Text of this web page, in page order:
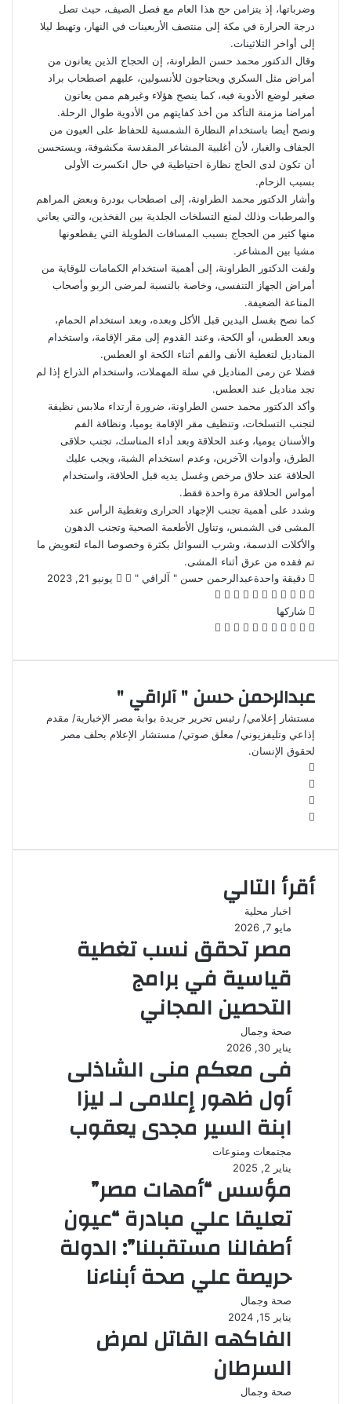
وضرباتها، إذ يتزامن حج هذا العام مع فصل الصيف، حيث تصل
درجة الحرارة في مكة إلى منتصف الأربعينات في النهار، وتهبط ليلا
إلى أواخر الثلاثينات.
وقال الدكتور محمد حسن الطراونة، إن الحجاج الذين يعانون من
أمراض مثل السكري ويحتاجون للأنسولين، عليهم اصطحاب براد
صغير لوضع الأدوية فيه، كما ينصح هؤلاء وغيرهم ممن يعانون
أمراضا مزمنة التأكد من أخذ كفايتهم من الأدوية طوال الرحلة.
ونصح أيضا باستخدام النظارة الشمسية للحفاظ على العيون من
الجفاف والغبار، لأن أغلبية المشاعر المقدسة مكشوفة، ويستحسن
أن تكون لدى الحاج نظارة احتياطية في حال انكسرت الأولى
بسبب الزحام.
وأشار الدكتور محمد الطراونة، إلى اصطحاب بودرة وبعض المراهم
والمرطبات وذلك لمنع التسلخات الجلدية بين الفخذين، والتي يعاني
منها كثير من الحجاج بسبب المسافات الطويلة التي يقطعونها
مشيا بين المشاعر.
ولفت الدكتور الطراونة، إلى أهمية استخدام الكمامات للوقاية من
أمراض الجهاز التنفسى، وخاصة بالنسبة لمرضى الربو وأصحاب
المناعة الضعيفة.
كما نصح بغسل اليدين قبل الأكل وبعده، وبعد استخدام الحمام،
وبعد العطس، أو الكحة، وعند القدوم إلى مقر الإقامة، واستخدام
المناديل لتغطية الأنف والفم أثناء الكحة او العطس.
فضلا عن رمى المناديل في سلة المهملات، واستخدام الذراع إذا لم
تجد مناديل عند العطس.
وأكد الدكتور محمد حسن الطراونة، ضرورة أرتداء ملابس نظيفة
لتجنب التسلخات، وتنظيف مقر الإقامة يوميا، ونظافة الفم
والأسنان يوميا، وعند الحلاقة وبعد أداء المناسك، تجنب حلاقى
الطرق، وأدوات الآخرين، وعدم استخدام الشبة، ويجب عليك
الحلاقة عند حلاق مرخص وغسل يديه قبل الحلاقة، واستخدام
أمواس الحلاقة مرة واحدة فقط.
وشدد على أهمية تجنب الإجهاد الحرارى وتغطية الرأس عند
المشى فى الشمس، وتناول الأطعمة الصحية وتجنب الدهون
والأكلات الدسمة، وشرب السوائل بكثرة وخصوصا الماء لتعويض ما
تم فقده من عرق أثناء المشى.
عبدالرحمن حسن " آلراقي "
تابعأرسل
يونيو 21, 2023
دقيقة واحدة
فيسبوك
‫X لينكدإنبينتيريست
‫Pocket
واتساب
تيلقرام
ڤايبر
شاركها
فيسبوك
‫X لينكدإنبينتيريستOdnoklassniki
‫Pocket
مشاركة
البريد
عبدالرحمن حسن " آلراقي "
مستشار إعلامي/ رئيس تحرير جريدة بوابة مصر الإخبارية/ مقدم
إذاعي وتليفزيوني/ معلق صوتي/ مستشار الإعلام بحلف مصر
لحقوق الإنسان.
أقرأ التالي
اخبار محلية
مايو 7, 2026
مصر تحقق نسب تغطية
قياسية في برامج
التحصين المجاني
صحة وجمال
يناير 30, 2026
فى معكم منى الشاذلى
أول ظهور إعلامى لـ ليزا
ابنة السير مجدى يعقوب
مجتمعات ومنوعات
يناير 2, 2025
مؤسس “أمهات مصر”
تعليقا علي مبادرة “عيون
أطفالنا مستقبلنا”: الدولة
حريصة علي صحة أبناءنا
صحة وجمال
يناير 15, 2024
الفاكهه القاتل لمرض
السرطان
صحة وجمال